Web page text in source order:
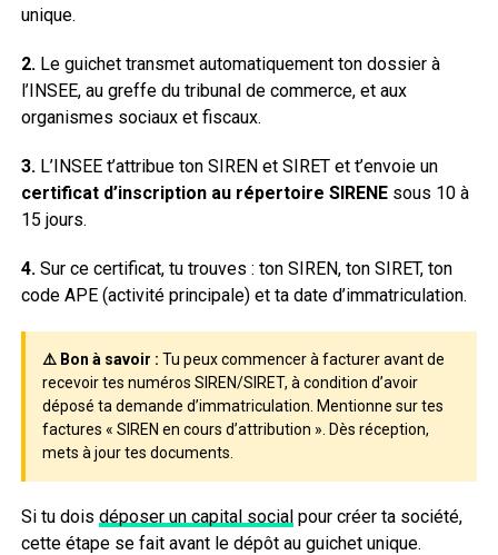
unique.
2.Le guichet transmet automatiquement ton dossier à
l’INSEE, au greffe du tribunal de commerce, et aux
organismes sociaux et fiscaux.
3.L’INSEE t’attribue ton SIREN et SIRET et t’envoie un
certificat d’inscription au répertoire SIRENEsous 10 à
15 jours.
4.Sur ce certificat, tu trouves : ton SIREN, ton SIRET, ton
code APE (activité principale) et ta date d’immatriculation.
⚠️ Bon à savoir : Tu peux commencer à facturer avant de
recevoir tes numéros SIREN/SIRET, à condition d’avoir
déposé ta demande d’immatriculation. Mentionne sur tes
factures « SIREN en cours d’attribution ». Dès réception,
mets à jour tes documents.
Si tu dois déposer un capital socialpour créer ta société,
cette étape se fait avant le dépôt au guichet unique.